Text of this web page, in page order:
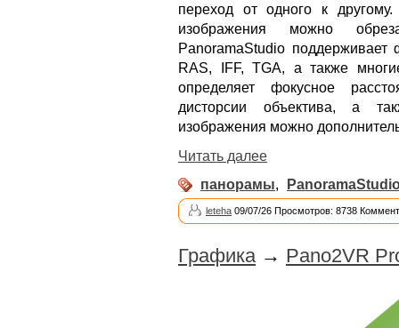
переход от одного к
изображения можно
PanoramaStudio
RAS, IFF, TGA, а также
определяет фокусное
дисторсии объектива, а
изображения можно
Читать далее
панорамы,
leteha 09/07/26 Просмотров: 8738
Графика → Pano2VR